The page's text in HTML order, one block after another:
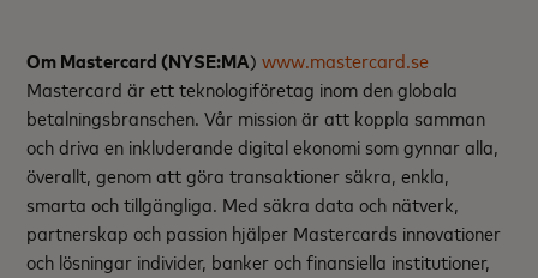
Om Mastercard (NYSE:MA)www.mastercard.se
Mastercard är ett teknologiföretag inom den globala
betalningsbranschen. Vår mission är att koppla samman
och driva en inkluderande digital ekonomi som gynnar alla,
överallt, genom att göra transaktioner säkra, enkla,
smarta och tillgängliga. Med säkra data och nätverk,
partnerskap och passion hjälper Mastercards innovationer
och lösningar individer, banker och finansiella institutioner,